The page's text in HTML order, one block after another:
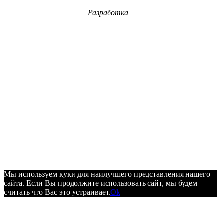
Разработка
Мы используем куки для наилучшего представления нашего
сайта. Если Вы продолжите использовать сайт, мы будем
считать что Вас это устраивает.Ok